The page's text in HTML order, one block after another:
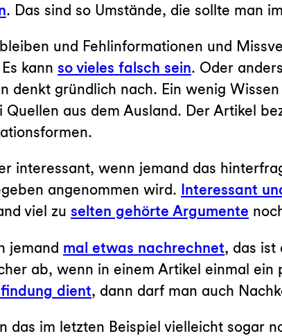
. Das sind so Umstände, die sollte man
und Fehlinformationen und
kann so vieles falsch sein. Oder
denkt gründlich nach. Ein wenig
Quellen aus dem Ausland. Der Artikel
interessant, wenn jemand das
angenommen wird. Interessant
viel zu selten gehörte Argumente
jemand mal etwas nachrechnet, das ist
ab, wenn in einem Artikel einmal ein
dient, dann darf man auch
das im letzten Beispiel vielleicht sogar